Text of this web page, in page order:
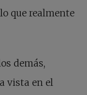
que realmente
demás,
vista en el